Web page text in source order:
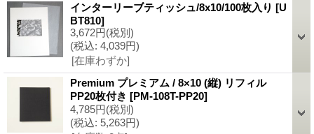
インターリーブティッシュ/8x10/100枚入り [U
BT810]
3,672円(税別)
(税込: 4,039円)
[在庫わずか]
Premium プレミアム / 8×10 (縦) リフィル
PP20枚付き [PM-108T-PP20]
4,785円(税別)
(税込: 5,263円)